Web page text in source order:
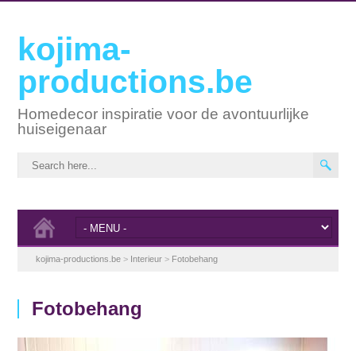
kojima-
productions.be
Homedecor inspiratie voor de avontuurlijke
huiseigenaar
kojima-productions.be > Interieur > Fotobehang
Fotobehang